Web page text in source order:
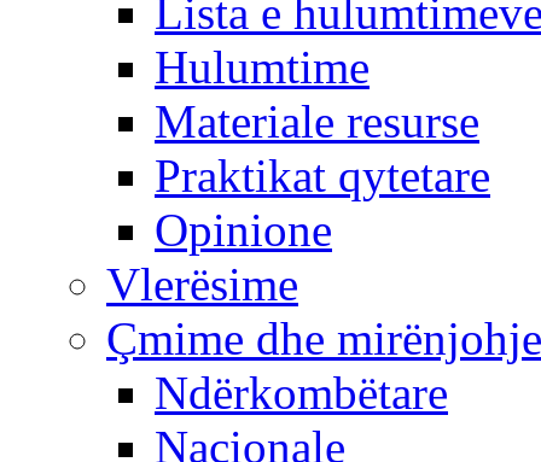
Lista e
Hulumtime
Materiale resurse
Praktikat qytetare
Opinione
Vlerësime
Çmime dhe mirënjohje
Ndërkombëtare
Nacionale